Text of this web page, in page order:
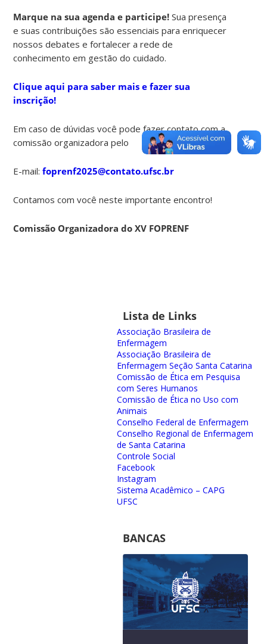
Marque na sua agenda e participe! Sua presença
e suas contribuições são essenciais para enriquecer
nossos debates e fortalecer a rede de
conhecimento em gestão do cuidado.
Clique aqui para saber mais e fazer sua
inscrição!
Em caso de dúvidas você pode fazer contato com a
comissão organizadora pelo
E-mail:foprenf2025@contato.ufsc.br
Contamos com você neste importante encontro!
Comissão Organizadora do XV FOPRENF
Lista de Links
Associação Brasileira de
Enfermagem
Associação Brasileira de
Enfermagem Seção Santa Catarina
Comissão de Ética em Pesquisa
com Seres Humanos
Comissão de Ética no Uso com
Animais
Conselho Federal de Enfermagem
Conselho Regional de Enfermagem
de Santa Catarina
Controle Social
Facebook
Instagram
Sistema Acadêmico – CAPG
UFSC
BANCAS